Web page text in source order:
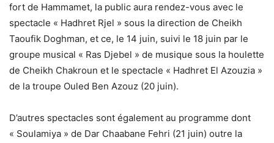
fort de Hammamet, la public aura rendez-vous avec le
spectacle « Hadhret Rjel » sous la direction de Cheikh
Taoufik Doghman, et ce, le 14 juin, suivi le 18 juin par le
groupe musical « Ras Djebel » de musique sous la houlette
de Cheikh Chakroun et le spectacle « Hadhret El Azouzia »
de la troupe Ouled Ben Azouz (20 juin).
D’autres spectacles sont également au programme dont
« Soulamiya » de Dar Chaabane Fehri (21 juin) outre la